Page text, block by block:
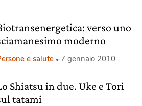
verso uno
moderno
e salute 7 gennaio 2010
Shiatsu in due. Uke e Tori
tatami